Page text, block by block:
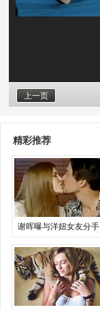
上一页
精彩推荐
谢晖曝与洋妞女友分手